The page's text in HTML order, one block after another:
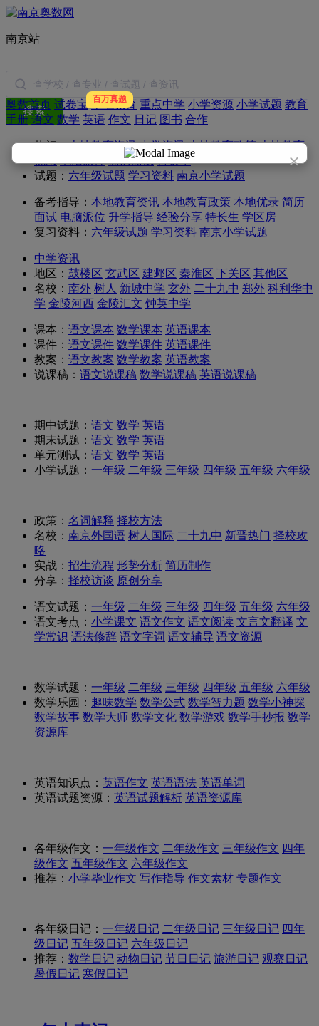
×
南京站
搜索
奥数首页 试卷宝 百万真题
本地教育 重点中学 小学资源 小学试题 教育
手册 语文 数学 英语 作文 日记 图书 合作
热门：本地教育资讯 中学资讯 本地教育政策 本地教育
优录 电脑派位 简历面试 特长生
试题： 六年级试题 学习资料 南京小学试题
备考指导： 本地教育资讯 本地教育政策 本地优录 简历
面试 电脑派位 升学指导 经验分享 特长生 学区房
复习资料： 六年级试题 学习资料 南京小学试题
中学资讯
地区： 鼓楼区 玄武区 建邺区 秦淮区 下关区 其他区
名校： 南外 树人 新城中学 玄外 二十九中 郑外 科利华中
学 金陵河西 金陵汇文 钟英中学
课本： 语文课本 数学课本 英语课本
课件： 语文课件 数学课件 英语课件
教案： 语文教案 数学教案 英语教案
说课稿： 语文说课稿 数学说课稿 英语说课稿
期中试题： 语文 数学 英语
期末试题： 语文 数学 英语
单元测试： 语文 数学 英语
小学试题： 一年级 二年级 三年级 四年级 五年级 六年级
政策： 名词解释 择校方法
名校： 南京外国语 树人国际 二十九中 新晋热门 择校攻
略
实战： 招生流程 形势分析 简历制作
分享： 择校访谈 原创分享
语文试题： 一年级 二年级 三年级 四年级 五年级 六年级
语文考点： 小学课文 语文作文 语文阅读 文言文翻译 文
学常识 语法修辞 语文字词 语文辅导 语文资源
数学试题： 一年级 二年级 三年级 四年级 五年级 六年级
数学乐园： 趣味数学 数学公式 数学智力题 数学小神探
数学故事 数学大师 数学文化 数学游戏 数学手抄报 数学
资源库
英语知识点： 英语作文 英语语法 英语单词
英语试题资源： 英语试题解析 英语资源库
各年级作文： 一年级作文 二年级作文 三年级作文 四年
级作文 五年级作文 六年级作文
推荐： 小学毕业作文 写作指导 作文素材 专题作文
各年级日记： 一年级日记 二年级日记 三年级日记 四年
级日记 五年级日记 六年级日记
推荐： 数学日记 动物日记 节日日记 旅游日记 观察日记
暑假日记 寒假日记